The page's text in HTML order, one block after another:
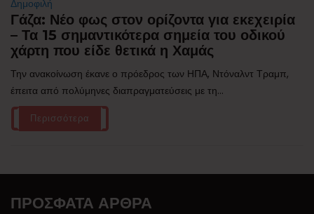
Δημοφιλή
Γάζα: Νέο φως στον ορίζοντα για εκεχειρία
– Τα 15 σημαντικότερα σημεία του οδικού
χάρτη που είδε θετικά η Χαμάς
Την ανακοίνωση έκανε ο πρόεδρος των ΗΠΑ, Ντόναλντ Τραμπ,
έπειτα από πολύμηνες διαπραγματεύσεις με τη...
Περισσότερα
ΠΡΌΣΦΑΤΑ ΆΡΘΡΑ